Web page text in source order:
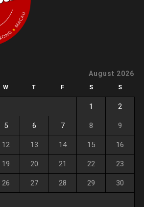
August 2026
W T F S S
1 2
5 6 7 8 9
12 13 14 15 16
19 20 21 22 23
26 27 28 29 30